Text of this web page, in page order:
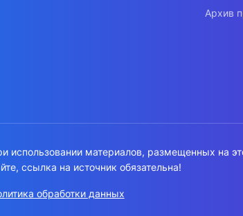
Архив
использовании материалов, размещенных на
ссылка на источник обязательна!
обработки данных